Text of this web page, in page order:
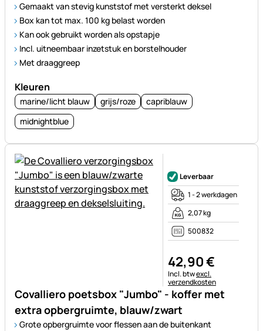
Gemaakt van stevig kunststof met versterkt deksel
Box kan tot max. 100 kg belast worden
Kan ook gebruikt worden als opstapje
Incl. uitneembaar inzetstuk en borstelhouder
Met draaggreep
Kleuren
marine/licht blauw grijs/roze
capriblauw
midnightblue
Covalliero poetsbox "Jumbo" - koffer met
extra opbergruimte, blauw/zwart
Grote opbergruimte voor flessen aan de buitenkant
Leverbaar
1 - 2 werkdagen
2,07 kg
500832
42,90€
Belastinginformatie:
Incl. btwexcl.
verzendkosten